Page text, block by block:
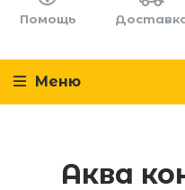
Помощь
Меню
Аква